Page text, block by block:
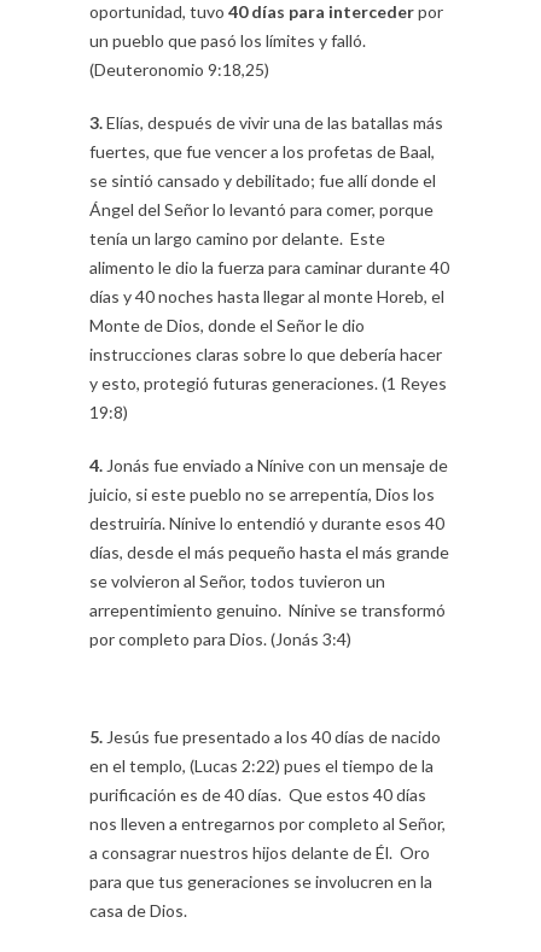
oportunidad, tuvo 40 días para intercederpor
un pueblo que pasó los límites y falló.
(Deuteronomio 9:18,25)
3.Elías, después de vivir una de las batallas más
fuertes, que fue vencer a los profetas de Baal,
se sintió cansado y debilitado; fue allí donde el
Ángel del Señor lo levantó para comer, porque
tenía un largo camino por delante. Este
alimento le dio la fuerza para caminar durante 40
días y 40 noches hasta llegar al monte Horeb, el
Monte de Dios, donde el Señor le dio
instrucciones claras sobre lo que debería hacer
y esto, protegió futuras generaciones. (1 Reyes
19:8)
4. Jonás fue enviado a Nínive con un mensaje de
juicio, si este pueblo no se arrepentía, Dios los
destruiría. Nínive lo entendió y durante esos 40
días, desde el más pequeño hasta el más grande
se volvieron al Señor, todos tuvieron un
arrepentimiento genuino. Nínive se transformó
por completo para Dios. (Jonás 3:4)
5. Jesús fue presentado a los 40 días de nacido
en el templo, (Lucas 2:22) pues el tiempo de la
purificación es de 40 días. Que estos 40 días
nos lleven a entregarnos por completo al Señor,
a consagrar nuestros hijos delante de Él. Oro
para que tus generaciones se involucren en la
casa de Dios.